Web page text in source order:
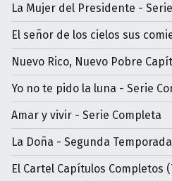
La Mujer del Presidente -
El señor de los cielos sus
Nuevo Rico, Nuevo Pobre
Yo no te pido la luna - Serie
Amar y vivir - Serie Completa
La Doña - Segunda
El Cartel Capítulos Completos